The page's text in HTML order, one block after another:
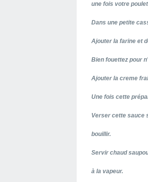
une fois votre
Dans une petite
Ajouter la farine et
Bien fouettez pour
Ajouter la creme
Une fois cette
Verser cette sauce
bouillir.
Servir chaud
à la vapeur.